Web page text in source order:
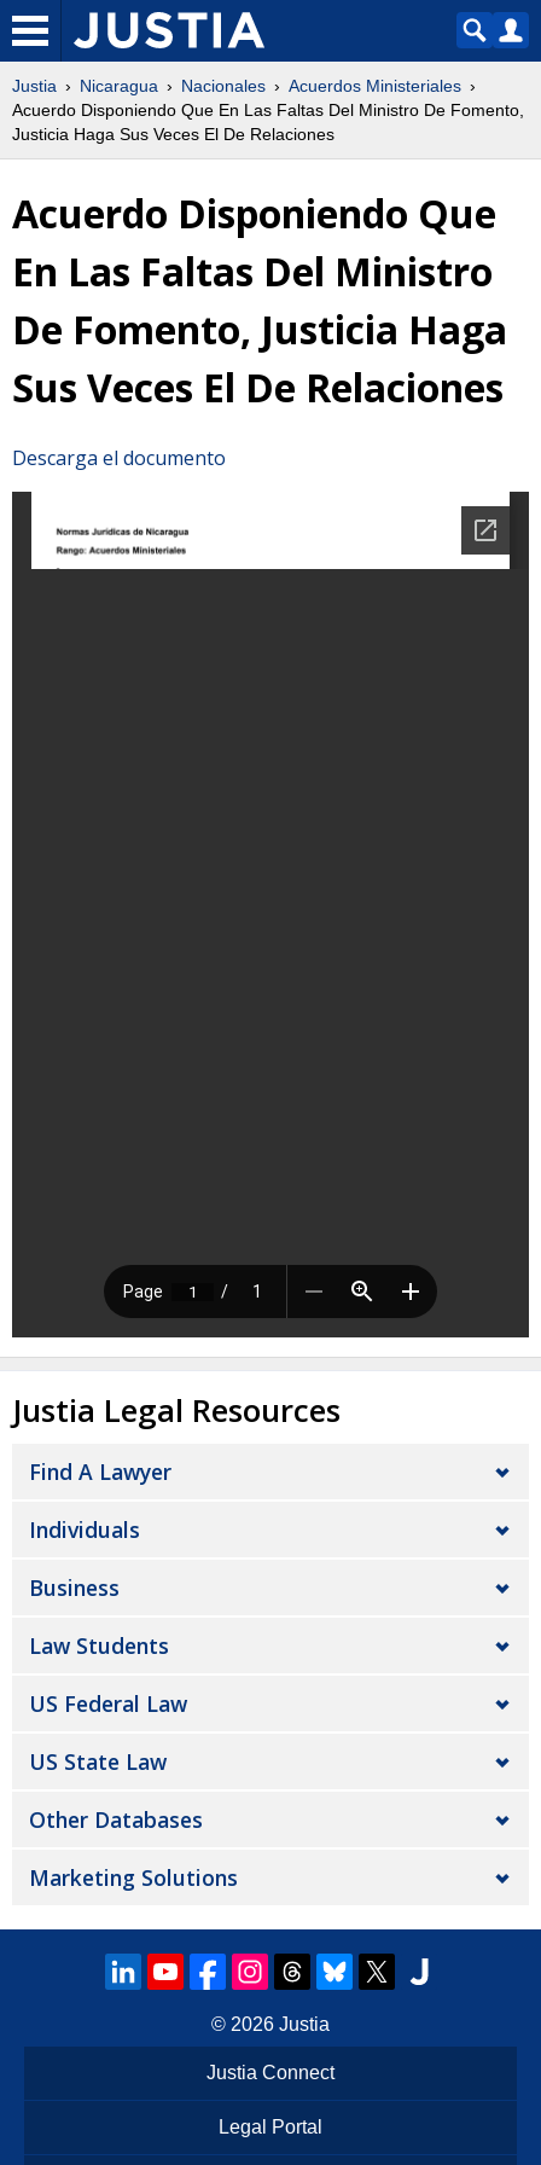
Justia Nicaragua Nacionales
Acuerdos Ministeriales
Acuerdo Disponiendo Que En Las Faltas Del Ministro De Fomento,
Justicia Haga Sus Veces El De Relaciones
Acuerdo Disponiendo Que
En Las Faltas Del Ministro
De Fomento, Justicia Haga
Sus Veces El De Relaciones
Descarga el documento
Justia Legal Resources
Find A Lawyer
Individuals
Business
Law Students
US Federal Law
US State Law
Other Databases
Marketing Solutions
© 2026 Justia
Justia Connect
Legal Portal